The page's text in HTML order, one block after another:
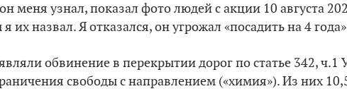
меня узнал, показал фото людей с акции 10 августа
их назвал. Я отказался, он угрожал «посадить на 4
обвинение в перекрытии дорог по статье 342, ч.1
свободы с направлением («химия»). Из них